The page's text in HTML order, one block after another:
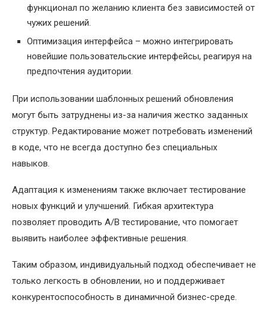
функционал по желанию клиента без зависимостей от
чужих решений.
Оптимизация интерфейса – можно интегрировать
новейшие пользовательские интерфейсы, реагируя на
предпочтения аудитории.
При использовании шаблонных решений обновления
могут быть затруднены из-за наличия жестко заданных
структур. Редактирование может потребовать изменений
в коде, что не всегда доступно без специальных
навыков.
Адаптация к изменениям также включает тестирование
новых функций и улучшений. Гибкая архитектура
позволяет проводить A/B тестирование, что помогает
выявить наиболее эффективные решения.
Таким образом, индивидуальный подход обеспечивает не
только легкость в обновлении, но и поддерживает
конкурентоспособность в динамичной бизнес-среде.